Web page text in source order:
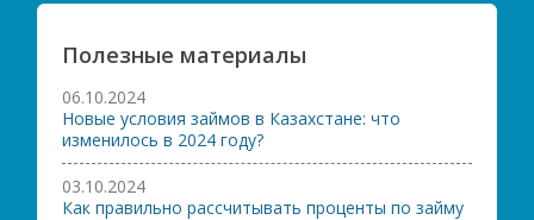
Полезные материалы
06.10.2024
Новые условия займов в Казахстане: что
изменилось в 2024 году?
03.10.2024
Как правильно рассчитывать проценты по займу